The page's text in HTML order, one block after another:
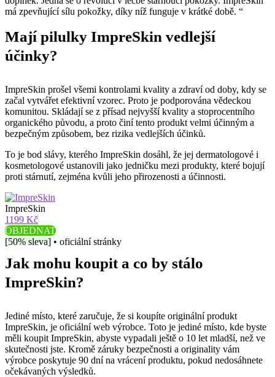
má zpevňující sílu pokožky, díky níž funguje v krátké době. “
Mají pilulky ImpreSkin vedlejší
účinky?
ImpreSkin prošel všemi kontrolami kvality a zdraví od doby, kdy se
začal vytvářet efektivní vzorec. Proto je podporována vědeckou
komunitou. Skládají se z přísad nejvyšší kvality a stoprocentního
organického původu, a proto činí tento produkt velmi účinným a
bezpečným způsobem, bez rizika vedlejších účinků.
To je bod slávy, kterého ImpreSkin dosáhl, že jej dermatologové i
kosmetologové ustanovili jako jedničku mezi produkty, které bojují
proti stárnutí, zejména kvůli jeho přirozenosti a účinnosti.
ImpreSkin
1199 Kč
OBJEDNAT
[50% sleva] • oficiální stránky
Jak mohu koupit a co by stálo
ImpreSkin?
Jediné místo, které zaručuje, že si koupíte originální produkt
ImpreSkin, je oficiální web výrobce. Toto je jediné místo, kde byste
měli koupit ImpreSkin, abyste vypadali ještě o 10 let mladší, než ve
skutečnosti jste. Kromě záruky bezpečnosti a originality vám
výrobce poskytuje 90 dní na vrácení produktu, pokud nedosáhnete
očekávaných výsledků.